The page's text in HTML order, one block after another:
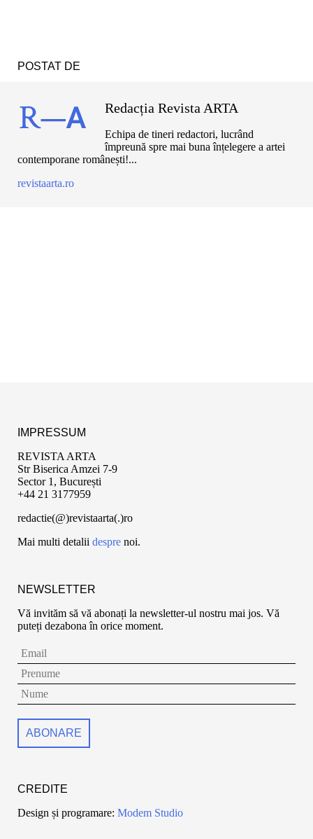
POSTAT DE
Redacția Revista ARTA
Echipa de tineri redactori, lucrând
împreună spre mai buna înțelegere a artei
contemporane românești!...
revistaarta.ro
IMPRESSUM
REVISTA ARTA
Str Biserica Amzei 7-9
Sector 1, București
+44 21 3177959
redactie(@)revistaarta(.)ro
Mai multi detalii despre noi.
NEWSLETTER
Vă invităm să vă abonați la newsletter-ul nostru mai jos. Vă
puteți dezabona în orice moment.
CREDITE
Design și programare: Modem Studio